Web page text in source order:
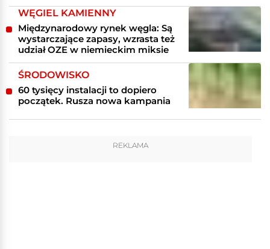
WĘGIEL KAMIENNY
Międzynarodowy rynek węgla: Są
wystarczające zapasy, wzrasta też
udział OZE w niemieckim miksie
ŚRODOWISKO
60 tysięcy instalacji to dopiero
początek. Rusza nowa kampania
REKLAMA